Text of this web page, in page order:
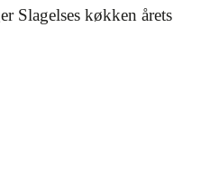
Slagelses køkken årets